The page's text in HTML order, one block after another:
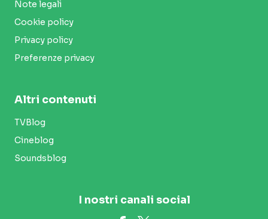
Note legali
Cookie policy
Privacy policy
Preferenze privacy
Altri contenuti
TVBlog
Cineblog
Soundsblog
I nostri canali social